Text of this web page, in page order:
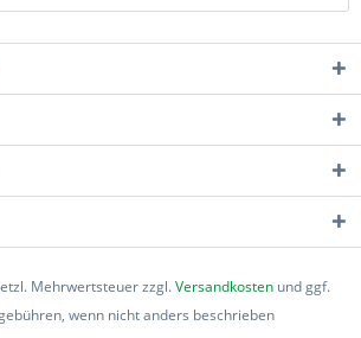
Mehrwertsteuer zzgl.Versandkosten und ggf.
wenn nicht anders beschrieben